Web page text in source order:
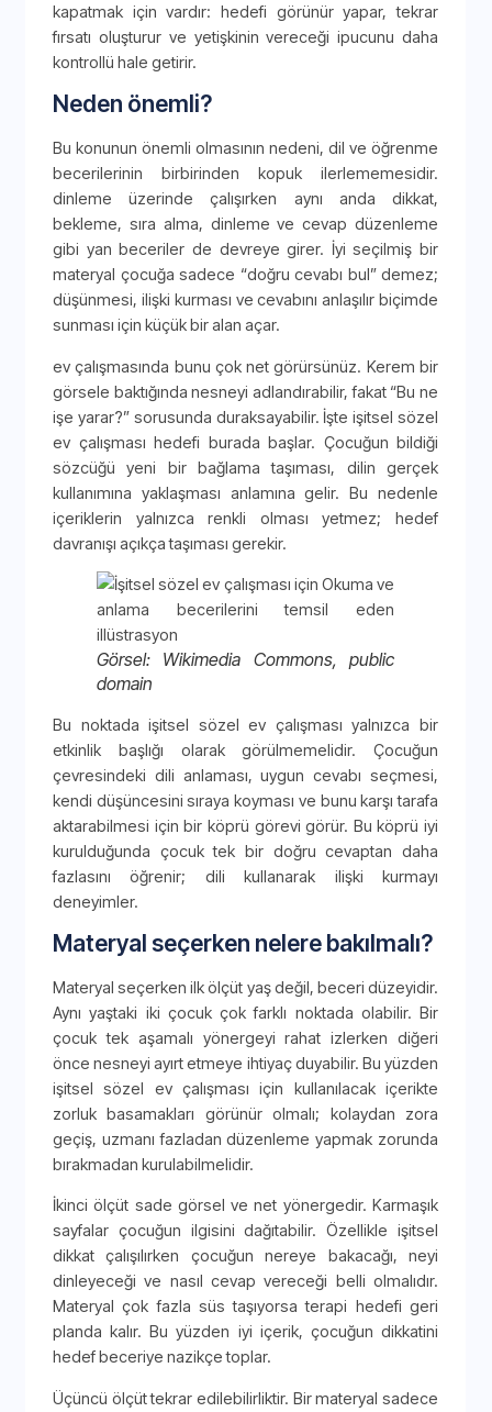
kapatmak için vardır: hedefi görünür yapar, tekrar
fırsatı oluşturur ve yetişkinin vereceği ipucunu daha
kontrollü hale getirir.
Neden önemli?
Bu konunun önemli olmasının nedeni, dil ve öğrenme
becerilerinin birbirinden kopuk ilerlememesidir.
dinleme üzerinde çalışırken aynı anda dikkat,
bekleme, sıra alma, dinleme ve cevap düzenleme
gibi yan beceriler de devreye girer. İyi seçilmiş bir
materyal çocuğa sadece “doğru cevabı bul” demez;
düşünmesi, ilişki kurması ve cevabını anlaşılır biçimde
sunması için küçük bir alan açar.
ev çalışmasında bunu çok net görürsünüz. Kerem bir
görsele baktığında nesneyi adlandırabilir, fakat “Bu ne
işe yarar?” sorusunda duraksayabilir. İşte işitsel sözel
ev çalışması hedefi burada başlar. Çocuğun bildiği
sözcüğü yeni bir bağlama taşıması, dilin gerçek
kullanımına yaklaşması anlamına gelir. Bu nedenle
içeriklerin yalnızca renkli olması yetmez; hedef
davranışı açıkça taşıması gerekir.
Görsel: Wikimedia Commons, public
domain
Bu noktada işitsel sözel ev çalışması yalnızca bir
etkinlik başlığı olarak görülmemelidir. Çocuğun
çevresindeki dili anlaması, uygun cevabı seçmesi,
kendi düşüncesini sıraya koyması ve bunu karşı tarafa
aktarabilmesi için bir köprü görevi görür. Bu köprü iyi
kurulduğunda çocuk tek bir doğru cevaptan daha
fazlasını öğrenir; dili kullanarak ilişki kurmayı
deneyimler.
Materyal seçerken nelere bakılmalı?
Materyal seçerken ilk ölçüt yaş değil, beceri düzeyidir.
Aynı yaştaki iki çocuk çok farklı noktada olabilir. Bir
çocuk tek aşamalı yönergeyi rahat izlerken diğeri
önce nesneyi ayırt etmeye ihtiyaç duyabilir. Bu yüzden
işitsel sözel ev çalışması için kullanılacak içerikte
zorluk basamakları görünür olmalı; kolaydan zora
geçiş, uzmanı fazladan düzenleme yapmak zorunda
bırakmadan kurulabilmelidir.
İkinci ölçüt sade görsel ve net yönergedir. Karmaşık
sayfalar çocuğun ilgisini dağıtabilir. Özellikle işitsel
dikkat çalışılırken çocuğun nereye bakacağı, neyi
dinleyeceği ve nasıl cevap vereceği belli olmalıdır.
Materyal çok fazla süs taşıyorsa terapi hedefi geri
planda kalır. Bu yüzden iyi içerik, çocuğun dikkatini
hedef beceriye nazikçe toplar.
Üçüncü ölçüt tekrar edilebilirliktir. Bir materyal sadece